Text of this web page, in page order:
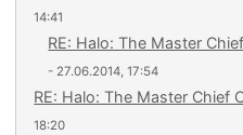
14:41
RE: Halo: The Master
- 27.06.2014, 17:54
RE: Halo: The Master Chief
18:20